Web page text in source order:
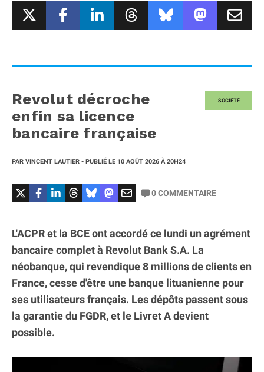
SOCIÉTÉ
Revolut décroche
enfin sa licence
bancaire française
PAR VINCENT LAUTIER - PUBLIÉ LE 10 AOÛT 2026 À 20H24
0COMMENTAIRE
L'ACPR et la BCE ont accordé ce lundi un agrément
bancaire complet à Revolut Bank S.A. La
néobanque, qui revendique 8 millions de clients en
France, cesse d'être une banque lituanienne pour
ses utilisateurs français. Les dépôts passent sous
la garantie du FGDR, et le Livret A devient
possible.